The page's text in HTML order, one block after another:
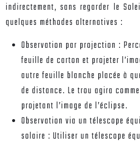
indirectement, sans regarder le
quelques méthodes alternatives :
Observation par projection :
feuille de carton et projeter
autre feuille blanche placée à
de distance. Le trou agira
projetant l’image de l’éclipse.
Observation via un télescope
solaire : Utiliser un télescope